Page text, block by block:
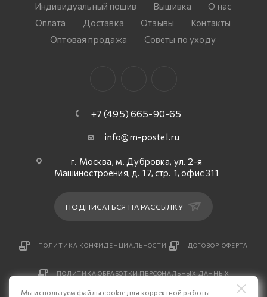
Индивидуальный пошив
Вышивка
О нас
Оплата
Доставка Отзывы
Контакты
Оптовая продажа
Советы по уходу
+7 (495) 665-90-65
info@m-postel.ru
г. Москва, м. Дубровка, ул. 2-я
Машиностроения, д. 17, стр. 1, офис 311
ПОДПИСАТЬСЯ НА РАССЫЛКУ
ПОЛИТИКА КОНФИДЕНЦИАЛЬНОСТИ ДОГОВОР-ОФЕРТА
ПОЛИТИКА ОБРАБОТКИ ПЕРСОНАЛЬНЫХ ДАННЫХ
Мы используем файлы cookie для корректной работы